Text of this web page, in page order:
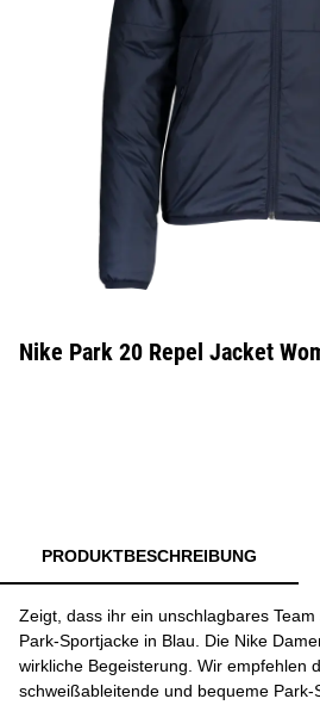
Nike Park 20 Repel Jacket
PRODUKTBESCHREIBUNG
Zeigt, dass ihr ein unschlagbares
Park-Sportjacke in Blau. Die Nike
wirkliche Begeisterung. Wir empfehlen
schweißableitende und bequeme Park-